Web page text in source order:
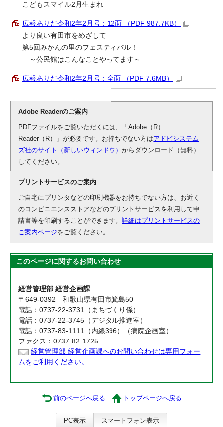
こどもスマイル2月生まれ
広報ありだ令和2年2月号：12面 （PDF 987.7KB）
より良い有田市をめざして
第5回みかんの里のフェスティバル！
～公民館はこんなことやってます～
広報ありだ令和2年2月号：全面 （PDF 7.6MB）
Adobe Readerのご案内
PDFファイルをご覧いただくには、「Adobe（R）
Reader（R）」が必要です。お持ちでない方はアドビシステム
ズ社のサイト（新しいウィンドウ）からダウンロード（無料）
してください。
プリントサービスのご案内
ご自宅にプリンタなどの印刷機器をお持ちでない方は、お近く
のコンビニエンスストアなどのプリントサービスを利用して申
請書等を印刷することができます。詳細はプリントサービスの
ご案内ページをご覧ください。
このページに関するお問い合わせ
経営管理部 経営企画課
〒649-0392 和歌山県有田市箕島50
電話：0737-22-3731（まちづくり係）
電話：0737-22-3745（デジタル推進室）
電話：0737-83-1111（内線396）（病院企画室）
ファクス：0737-82-1725
経営管理部 経営企画課へのお問い合わせは専用フォー
ムをご利用ください。
前のページへ戻る トップページへ戻る
PC表示 スマートフォン表示